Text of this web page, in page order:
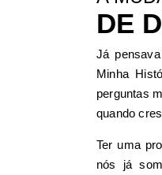
DE
Já
Minha
perguntas
quando
Ter uma
nós já